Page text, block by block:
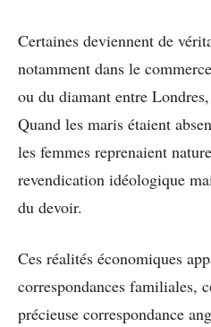
Certaines deviennent de
notamment dans le
ou du diamant entre
Quand les maris étaient
les femmes reprenaient
revendication idéologique
du devoir.
Ces réalités économiques
correspondances familiales,
précieuse correspondance